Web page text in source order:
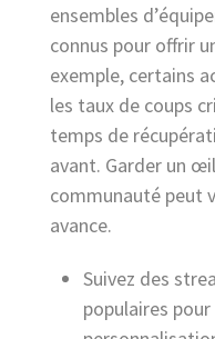
ensembles
connus pour offrir
exemple, certains
les taux de coups
temps de
avant. Garder un
communauté peut
avance.
Suivez des
populaires